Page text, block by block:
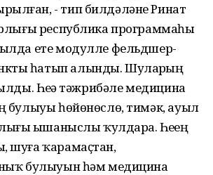
- тип билдәләне Ринат
республика программаһы
ете модулле фельдшер-
һатып алынды. Шуларҙың
Һеҙҙә тәжрибәле медицина
булыуы һөйөнөслө, тимәк, ауыл
ышаныслы ҡулдарҙа. Һеҙҙең
шуға ҡарамаҫтан,
ныҡ булыуын һәм медицина